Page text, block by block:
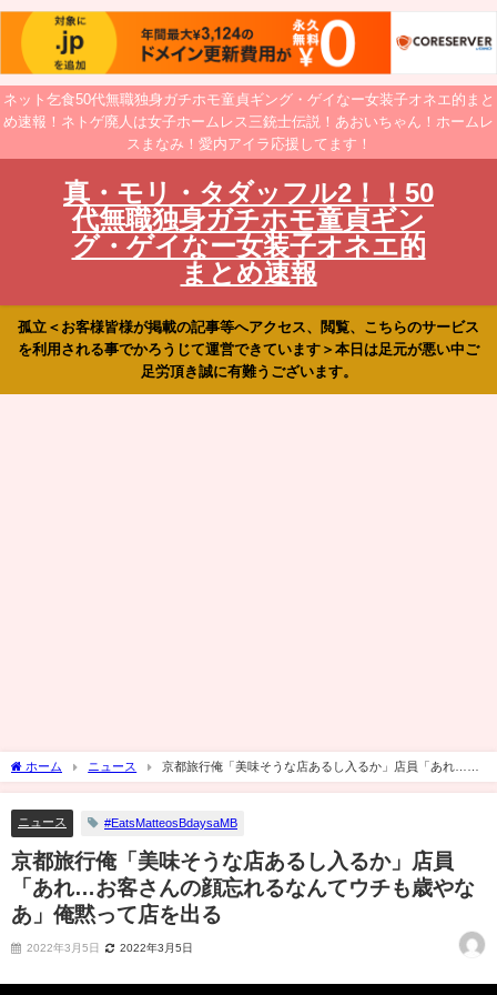
ネット乞食50代無職独身ガチホモ童貞ギング・ゲイなー女装子オネエ的まと
め速報！ネトゲ廃人は女子ホームレス三銃士伝説！あおいちゃん！ホームレ
スまなみ！愛内アイラ応援してます！
真・モリ・タダッフル2！！50
代無職独身ガチホモ童貞ギン
グ・ゲイなー女装子オネエ的
まとめ速報
孤立＜お客様皆様が掲載の記事等へアクセス、閲覧、こちらのサービス
を利用される事でかろうじて運営できています＞本日は足元が悪い中ご
足労頂き誠に有難うございます。
ホーム ニュース
京都旅行俺「美味そうな店あるし入るか」店員「あれ…お
客さんの顔忘れるなんてウチも歳やなあ」俺黙って店を出る
ニュース #EatsMatteosBdaysaMB
京都旅行俺「美味そうな店あるし入るか」店員
「あれ…お客さんの顔忘れるなんてウチも歳やな
あ」俺黙って店を出る
2022年3月5日 2022年3月5日